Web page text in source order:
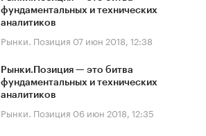
фундаментальных и технических
аналитиков
Рынки. Позиция 07 июн 2018, 12:38
Рынки.Позиция — это битва
фундаментальных и технических
аналитиков
Рынки. Позиция 06 июн 2018, 12:35